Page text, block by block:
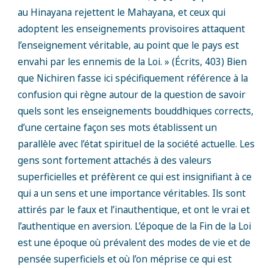
au Hinayana rejettent le Mahayana, et ceux qui
adoptent les enseignements provisoires attaquent
l’enseignement véritable, au point que le pays est
envahi par les ennemis de la Loi. » (Écrits, 403) Bien
que Nichiren fasse ici spécifiquement référence à la
confusion qui règne autour de la question de savoir
quels sont les enseignements bouddhiques corrects,
d’une certaine façon ses mots établissent un
parallèle avec l’état spirituel de la société actuelle. Les
gens sont fortement attachés à des valeurs
superficielles et préfèrent ce qui est insignifiant à ce
qui a un sens et une importance véritables. Ils sont
attirés par le faux et l’inauthentique, et ont le vrai et
l’authentique en aversion. L’époque de la Fin de la Loi
est une époque où prévalent des modes de vie et de
pensée superficiels et où l’on méprise ce qui est